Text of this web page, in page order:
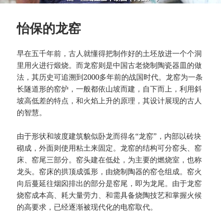
怡保的龙窑
早在五千年前，古人就懂得把制作好的土坯放进一个个洞
里用火进行煅烧。而龙窑则是中国古老烧制陶瓷器皿的做
法，其历史可追溯到2000多年前的战国时代。龙窑为一条
长隧道形的窑炉，一般都依山坡而建，自下而上，利用斜
坡高低差的特点，和火焰上升的原理，其设计展现的古人
的智慧。
由于形状和坡度建筑貌似卧龙而得名“龙窑”，内部以砖块
砌成，外面则使用粘土来固定。龙窑的结构可分窑头、窑
床、窑尾三部分。窑头建在低处，为主要的燃烧室，也称
龙头。窑床的拱顶成弧形，由烧制陶器的窑仓组成。窑火
向后蔓延往烟囟排出的部分是窑尾，即为龙尾。由于龙窑
烧窑成本高、耗大量劳力、和需具备烧陶技艺和掌握火候
的高要求，已经逐渐被现代化的电窑取代。